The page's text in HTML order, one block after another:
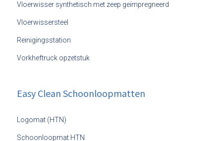
Vloerwisser synthetisch met zeep geïmpregneerd
Vloerwissersteel
Reinigingsstation
Vorkheftruck opzetstuk
Easy Clean Schoonloopmatten
Logomat (HTN)
Schoonloopmat HTN